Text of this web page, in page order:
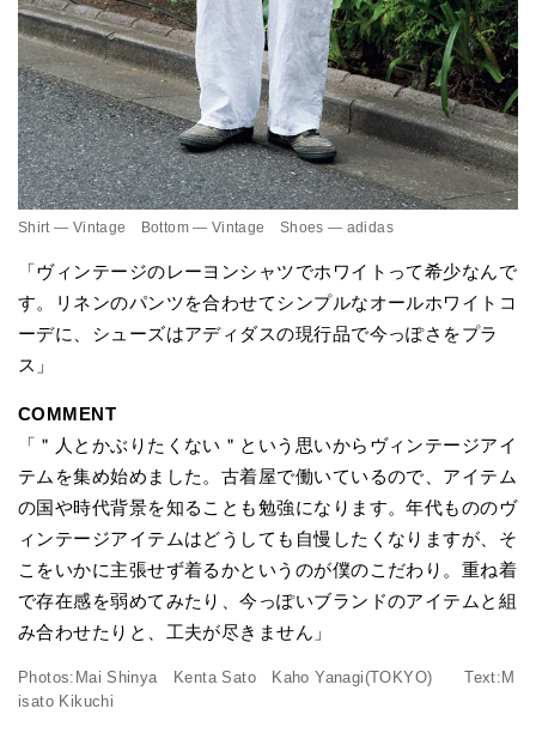
Shirt — Vintage Bottom — Vintage Shoes — adidas
「ヴィンテージのレーヨンシャツでホワイトって希少なんで
す。リネンのパンツを合わせてシンプルなオールホワイトコ
ーデに、シューズはアディダスの現行品で今っぽさをプラ
ス」
COMMENT
「＂人とかぶりたくない＂という思いからヴィンテージアイ
テムを集め始めました。古着屋で働いているので、アイテム
の国や時代背景を知ることも勉強になります。年代もののヴ
ィンテージアイテムはどうしても自慢したくなりますが、そ
こをいかに主張せず着るかというのが僕のこだわり。重ね着
で存在感を弱めてみたり、今っぽいブランドのアイテムと組
み合わせたりと、工夫が尽きません」
Photos:Mai Shinya Kenta Sato Kaho Yanagi(TOKYO) Text:M
isato Kikuchi